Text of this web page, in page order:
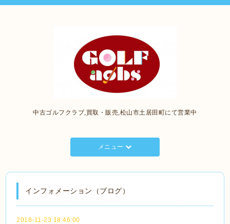
中古ゴルフクラブ,買取・販売,松山市土居田町にて営業中
メニュー
インフォメーション（ブログ）
2018-11-23 18:46:00